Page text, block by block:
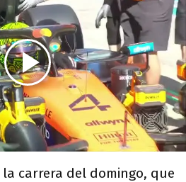
carrera del domingo, que